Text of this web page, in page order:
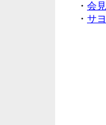
・ 会
・ サ